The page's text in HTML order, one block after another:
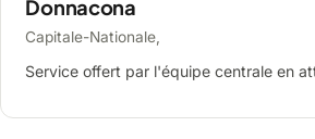
Donnacona
Capitale-Nationale,
Service offert par l'équipe centrale en